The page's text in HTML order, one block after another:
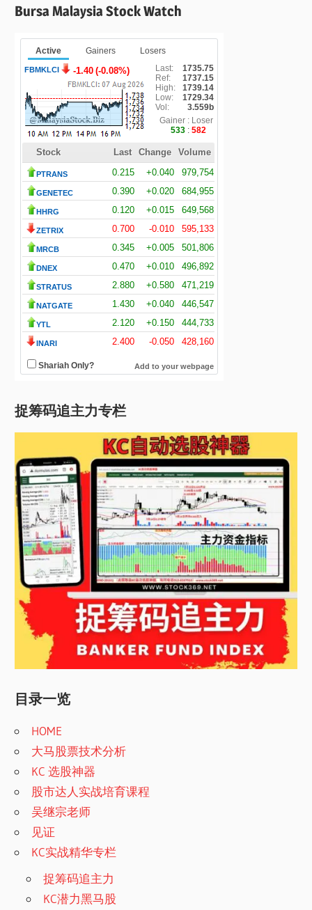
Bursa Malaysia Stock Watch
捉筹码追主力专栏
目录一览
HOME
大马股票技术分析
KC 选股神器
股市达人实战培育课程
吴继宗老师
见证
KC实战精华专栏
捉筹码追主力
KC潜力黑马股